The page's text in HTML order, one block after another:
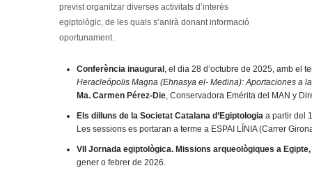
previst organitzar diverses activitats d’interès
egiptològic, de les quals s’anirà donant informació
oportunament.
Conferència inaugural , el dia 28 d’octubre de 2025, amb el
Heracleópolis Magna (Ehnasya el- Medina): Aportaciones a
Ma. Carmen Pérez-Die, Conservadora Emérita del MAN y
Els dilluns de la Societat Catalana d’Egiptologia a partir del
Les sessions es portaran a terme a ESPAI LÍNIA (Carrer
VII Jornada egiptològica. Missions arqueològiques a
gener o febrer de 2026.